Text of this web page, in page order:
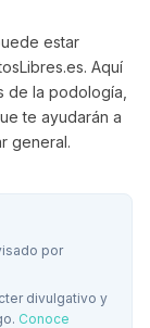
estar
Aquí
de la podología,
te ayudarán a
general.
por
divulgativo y
Conoce